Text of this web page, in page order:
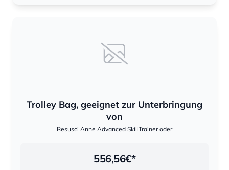
Trolley Bag, geeignet zur Unterbringung
von
Resusci Anne Advanced SkillTrainer oder
556,56€*